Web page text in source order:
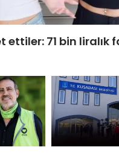
ettiler: 71 bin liralık